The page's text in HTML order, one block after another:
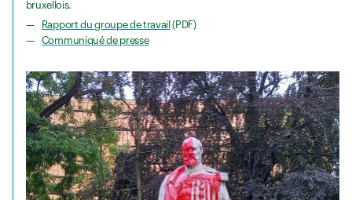
bruxellois.
Rapport du groupe de travail (PDF)
Communiqué de presse